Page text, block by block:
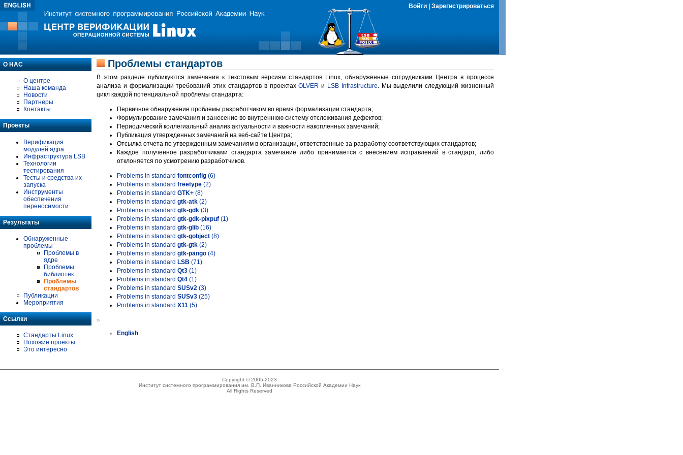
Войти Зарегистрироваться
О НАС
О центре
Наша команда
Новости
Партнеры
Контакты
Проекты
Верификация
модулей ядра
Инфраструктура LSB
Технологии
тестирования
Тесты и средства их
запуска
Инструменты
обеспечения
переносимости
Результаты
Обнаруженные
проблемы
Проблемы в
ядре
Проблемы
библиотек
Проблемы
стандартов
Публикации
Мероприятия
Ссылки
Стандарты Linux
Похожие проекты
Это интересно
Проблемы стандартов
В этом разделе публикуются замечания к текстовым версиям стандартов Linux, обнаруженные сотрудниками Центра в процессе
анализа и формализации требований этих стандартов в проектахOLVER и LSB Infrastructure. Мы выделили следующий жизненный
цикл каждой потенциальной проблемы стандарта:
Первичное обнаружение проблемы разработчиком во время формализации стандарта;
Формулирование замечания и занесение во внутреннюю систему отслеживания дефектов;
Периодический коллегиальный анализ актуальности и важности накопленных замечаний;
Публикация утвержденных замечаний на веб-сайте Центра;
Отсылка отчета по утвержденным замечаниям в организации, ответственные за разработку соответствующих стандартов;
Каждое полученное разработчиками стандарта замечание либо принимается с внесением исправлений в стандарт, либо
отклоняется по усмотрению разработчиков.
Problems in standard fontconfig (6)
Problems in standard freetype (2)
Problems in standard GTK+ (8)
Problems in standard gtk-atk (2)
Problems in standard gtk-gdk (3)
Problems in standard gtk-gdk-pixpuf (1)
Problems in standard gtk-glib (16)
Problems in standard gtk-gobject (8)
Problems in standard gtk-gtk (2)
Problems in standard gtk-pango (4)
Problems in standard LSB (71)
Problems in standard Qt3 (1)
Problems in standard Qt4 (1)
Problems in standard SUSv2 (3)
Problems in standard SUSv3 (25)
Problems in standard X11 (5)
»
English
Copyright © 2005-2023
Институт системного программирования им. В.П. Иванникова Российской Академии Наук
All Rights Reserved